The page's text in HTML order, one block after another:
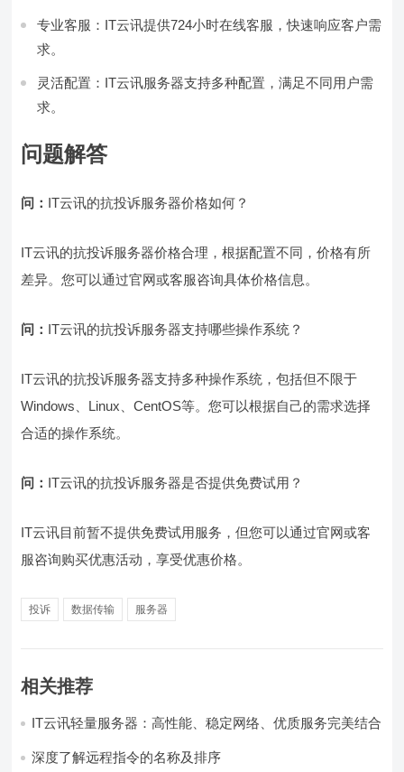
专业客服：IT云讯提供724小时在线客服，快速响应客户需
求。
灵活配置：IT云讯服务器支持多种配置，满足不同用户需
求。
问题解答
问： IT云讯的抗投诉服务器价格如何？
IT云讯的抗投诉服务器价格合理，根据配置不同，价格有所
差异。您可以通过官网或客服咨询具体价格信息。
问： IT云讯的抗投诉服务器支持哪些操作系统？
IT云讯的抗投诉服务器支持多种操作系统，包括但不限于
Windows、Linux、CentOS等。您可以根据自己的需求选择
合适的操作系统。
问： IT云讯的抗投诉服务器是否提供免费试用？
IT云讯目前暂不提供免费试用服务，但您可以通过官网或客
服咨询购买优惠活动，享受优惠价格。
投诉 数据传输 服务器
相关推荐
IT云讯轻量服务器：高性能、稳定网络、优质服务完美结合
深度了解远程指令的名称及排序